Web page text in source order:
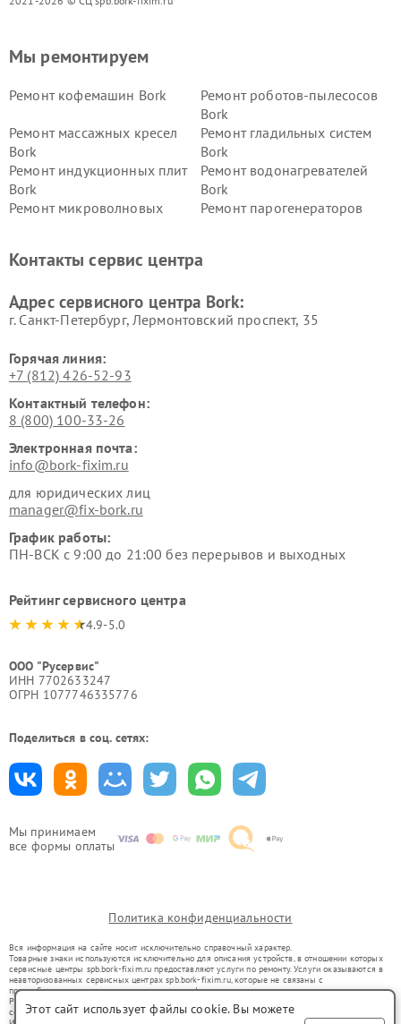
Мы принимаем
все формы оплаты
Мы ремонтируем
Ремонт кофемашин Bork
Ремонт роботов-пылесосов
Bork
Ремонт массажных кресел
Bork
Ремонт гладильных систем
Bork
Ремонт индукционных плит
Bork
Ремонт водонагревателей
Bork
Ремонт микроволновых
Ремонт парогенераторов
воздуха Bork
Bork
Bork
Контакты сервис центра
Адрес сервисного центра Bork:
г. Санкт-Петербург, Лермонтовский проспект, 35
Горячая линия:
+7 (812) 426-52-93
Контактный телефон:
8 (800) 100-33-26
Электронная почта:
info@bork-fixim.ru
для юридических лиц
manager@fix-bork.ru
График работы:
ПН-ВСК с 9:00 до 21:00 без перерывов и выходных
Рейтинг сервисного центра
4.9-5.0
ООО "Русервис"
ИНН 7702633247
ОГРН 1077746335776
Поделиться в соц. сетях:
Политика конфиденциальности
Вся информация на сайте носит исключительно справочный характер.
Товарные знаки используются исключительно для описания устройств, в отношении которых
сервисные центры spb.bork-fixim.ru предоставляют услуги по ремонту. Услуги оказываются в
неавторизованных сервисных центрах spb.bork-fixim.ru, которые не связаны с
правообладателями товарных знаков или их официальными представителями.
Ремонт осуществляется для устройств, уже введенных в гражданский оборот в соответствии
со статьей 1487 ГК РФ.
Этот сайт использует файлы cookie. Вы можете